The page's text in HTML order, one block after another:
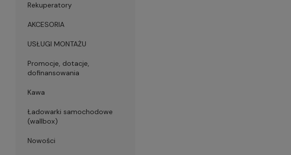
Rekuperatory
AKCESORIA
USŁUGI MONTAŻU
Promocje, dotacje,
dofinansowania
Kawa
Ładowarki samochodowe
(wallbox)
Nowości